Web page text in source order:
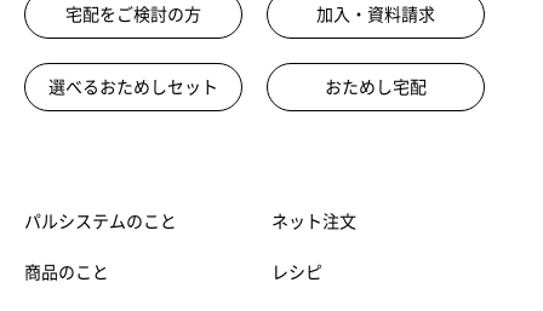
宅配をご検討の方 加入・資料請求
選べるおためしセット おためし宅配
パルシステムのこと
商品のこと
ネット注文
レシピ